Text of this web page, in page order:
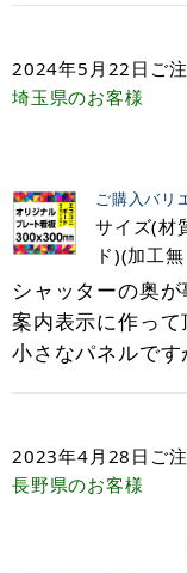
2024年5月22日 ご
埼玉県のお客様
ご購入バリ
サイズ(材
ド)(加工
シャッターの奥
案内表示に作って
小さなパネルです
2023年4月28日 ご
長野県のお客様